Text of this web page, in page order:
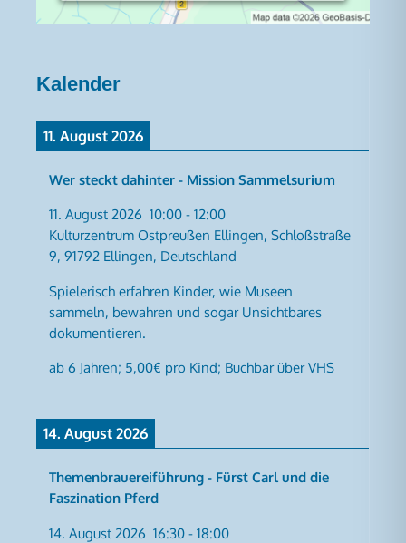
Kalender
11. August 2026
Wer steckt dahinter - Mission Sammelsurium
11. August 2026 10:00 -12:00
Kulturzentrum Ostpreußen Ellingen, Schloßstraße
9, 91792 Ellingen, Deutschland
Spielerisch erfahren Kinder, wie Museen
sammeln, bewahren und sogar Unsichtbares
dokumentieren.
ab 6 Jahren; 5,00€ pro Kind; Buchbar über VHS
14. August 2026
Themenbrauereiführung - Fürst Carl und die
Faszination Pferd
14. August 2026 16:30 -18:00